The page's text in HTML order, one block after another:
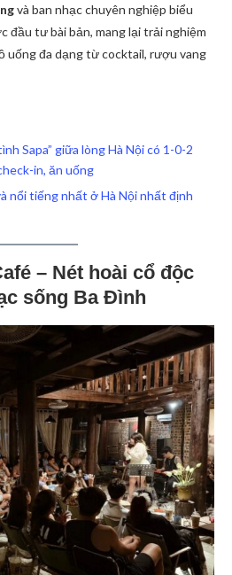
và ban nhạc chuyên nghiệp biểu
đầu tư bài bản, mang lại trải nghiệm
uống đa dạng từ cocktail, rượu vang
Sapa” giữa lòng Hà Nội có 1-0-2
in, ăn uống
nổi tiếng nhất ở Hà Nội nhất định
– Nét hoài cổ độc
sống Ba Đình